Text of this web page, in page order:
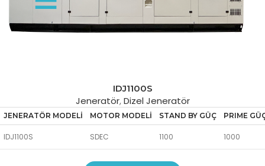
IDJ1100S
Jeneratör,Dizel Jeneratör
JENERATÖR MODELİ MOTOR MODELİ STAND BY GÜÇ PRIME
IDJ1100S SDEC 1100 1000